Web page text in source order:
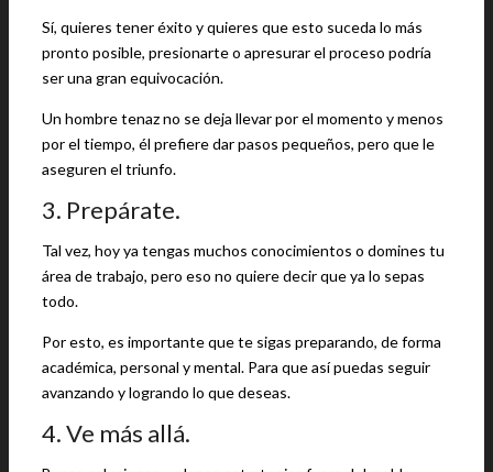
Sí, quieres tener éxito y quieres que esto suceda lo más
pronto posible, presionarte o apresurar el proceso podría
ser una gran equivocación.
Un hombre tenaz no se deja llevar por el momento y menos
por el tiempo, él prefiere dar pasos pequeños, pero que le
aseguren el triunfo.
3. Prepárate.
Tal vez, hoy ya tengas muchos conocimientos o domines tu
área de trabajo, pero eso no quiere decir que ya lo sepas
todo.
Por esto, es importante que te sigas preparando, de forma
académica, personal y mental. Para que así puedas seguir
avanzando y logrando lo que deseas.
4. Ve más allá.